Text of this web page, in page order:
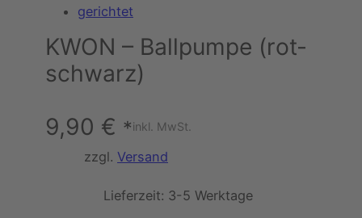
KWON – Ballpumpe (rot-
schwarz)
9,90 € *inkl. MwSt.
zzgl. Versand
Lieferzeit: 3-5 Werktage